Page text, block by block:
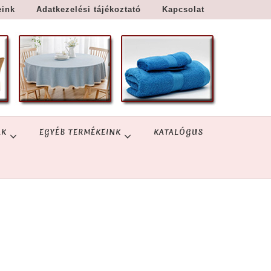
Adatkezelési tájékoztató Kapcsolat
EGYÉB TERMÉKEINK KATALÓGUS